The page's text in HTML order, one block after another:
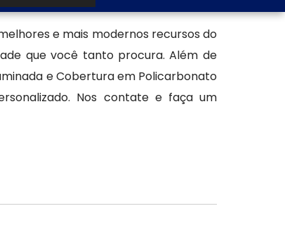
e mais modernos recursos do
que você tanto procura. Além de
e Cobertura em Policarbonato
Nos contate e faça um